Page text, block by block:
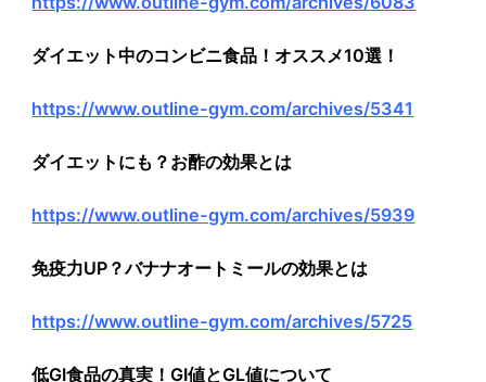
ダイエット中のコンビニ食品！オススメ10選！
https://www.outline-gym.com/archives/5341
ダイエットにも？お酢の効果とは
https://www.outline-gym.com/archives/5939
免疫力UP？バナナオートミールの効果とは
https://www.outline-gym.com/archives/5725
低GI食品の真実！GI値とGL値について